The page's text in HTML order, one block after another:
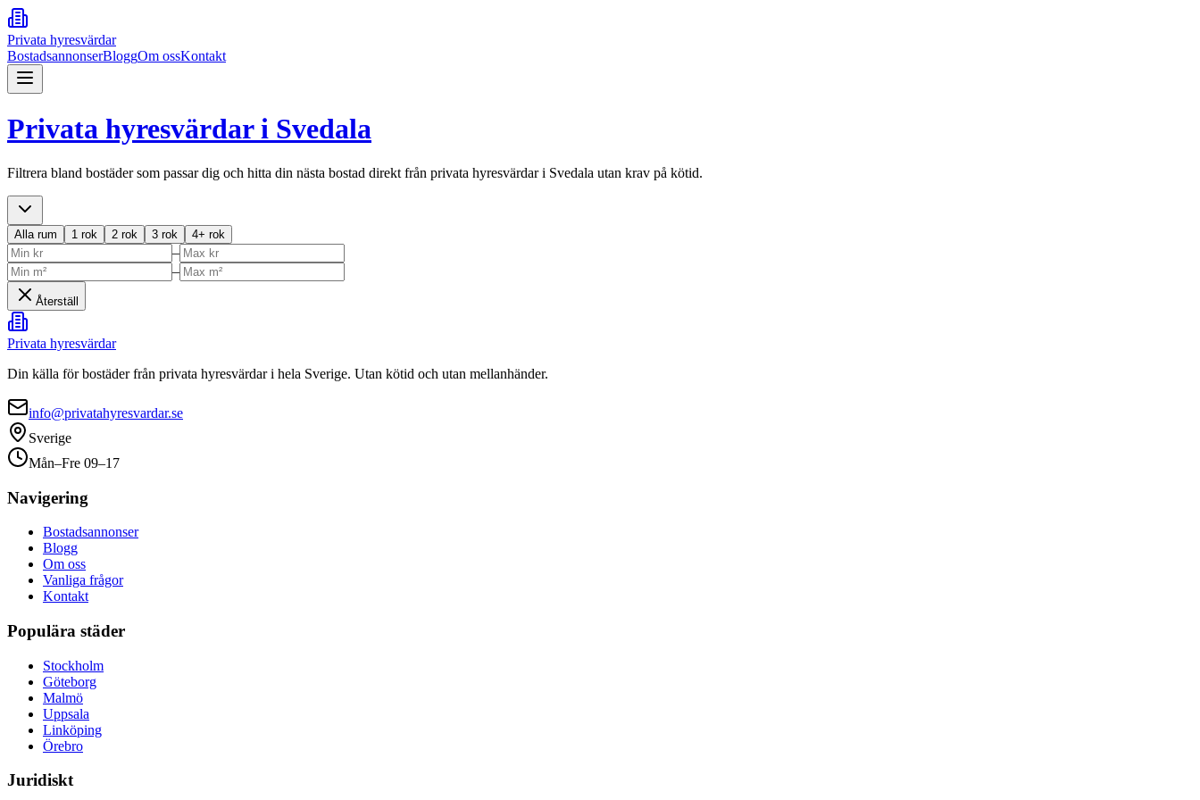
Privata hyresvärdar
BostadsannonserBloggOm ossKontakt
Privata hyresvärdar i Svedala
Filtrera bland bostäder som passar dig och hitta din nästa bostad direkt från privata hyresvärdar i Svedala utan krav på kötid.
Alla rum 1 rok 2 rok 3 rok 4+ rok
–
–
Återställ
Privata hyresvärdar
Din källa för bostäder från privata hyresvärdar i hela Sverige. Utan kötid och utan mellanhänder.
info@privatahyresvardar.se
Sverige
Mån–Fre 09–17
Navigering
Bostadsannonser
Blogg
Om oss
Vanliga frågor
Kontakt
Populära städer
Stockholm
Göteborg
Malmö
Uppsala
Linköping
Örebro
Juridiskt